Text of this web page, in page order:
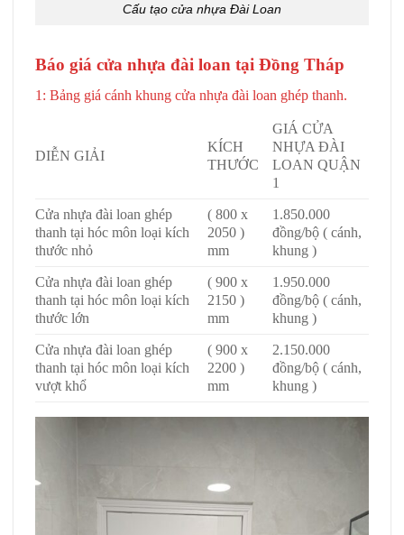
Cấu tạo cửa nhựa Đài Loan
Báo giá cửa nhựa đài loan tại Đồng Tháp
1: Bảng giá cánh khung cửa nhựa đài loan ghép thanh.
DIỄN GIẢI
KÍCH
THƯỚC
GIÁ CỬA
NHỰA ĐÀI
LOAN QUẬN
1
Cửa nhựa đài loan ghép
thanh tại hóc môn loại kích
thước nhỏ
( 800 x
2050 )
mm
1.850.000
đồng/bộ ( cánh,
khung )
Cửa nhựa đài loan ghép
thanh tại hóc môn loại kích
thước lớn
( 900 x
2150 )
mm
1.950.000
đồng/bộ ( cánh,
khung )
Cửa nhựa đài loan ghép
thanh tại hóc môn loại kích
vượt khổ
( 900 x
2200 )
mm
2.150.000
đồng/bộ ( cánh,
khung )